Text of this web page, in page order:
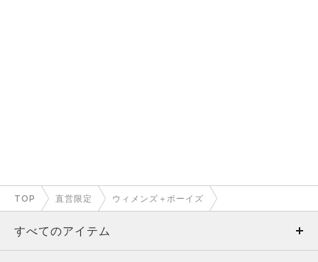
TOP 直営限定 ウィメンズ＋ボーイズ
すべてのアイテム